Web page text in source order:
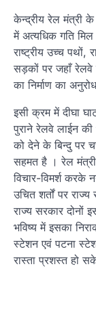
केन्द्रीय रेल मंत्री
में अत्यधिक गति मिल
राष्ट्रीय उच्च पथों,
सड़कों पर जहाँ रेलवे
का निर्माण का
इसी क्रम में दीघा
पुराने रेलवे लाईन
को देने के बिन्दु पर
सहमत है । रेल
विचार-विमर्श करके
उचित शर्तों पर
राज्य सरकार दोनों
भविष्य में इसका
स्टेशन एवं पटना
रास्ता प्रशस्त हो